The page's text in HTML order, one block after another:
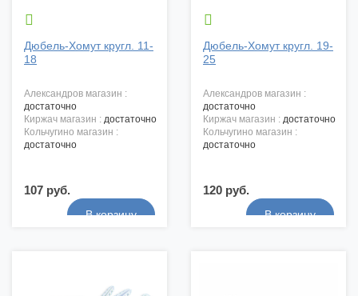

Дюбель-Хомут кругл. 11-
18
александров магазин :
достаточно
киржач магазин : достаточно
кольчугино магазин :
достаточно
107 руб.

Дюбель-Хомут кругл. 19-
25
александров магазин :
достаточно
киржач магазин : достаточно
кольчугино магазин :
достаточно
120 руб.